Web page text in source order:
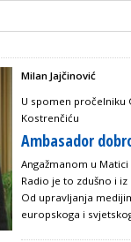
Milan Jajčinović
U spomen pročelniku
Kostrenčiću
Ambasador
Angažmanom u
Radio je to zdušno i
Od upravljanja
europskoga i